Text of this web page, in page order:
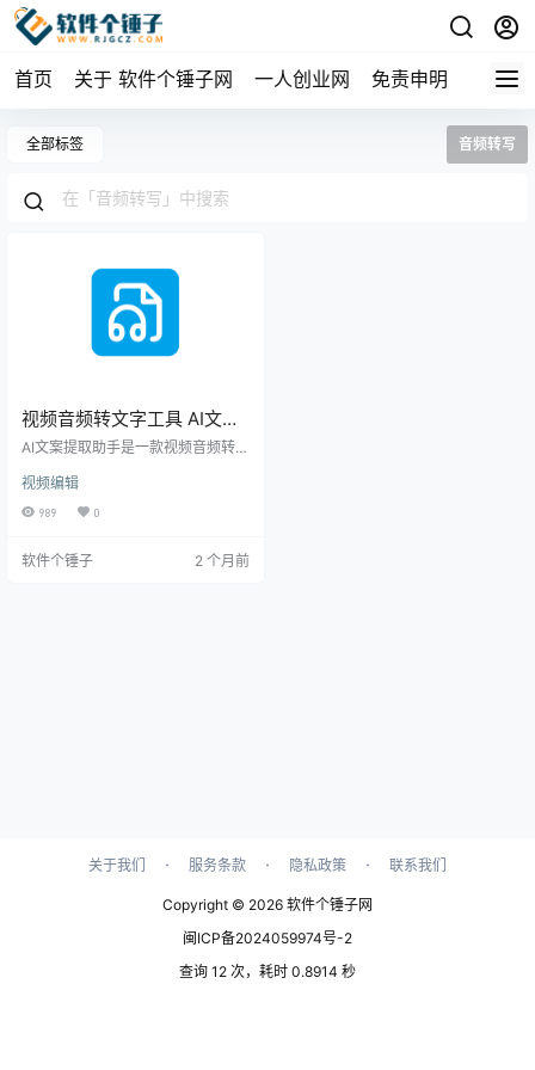
首页 关于 软件个锤子网 一人创业网 免责申明
全部标签 音频转写
视频音频转文字工具 AI文案
提取助手 1.0.0 | 软件个锤子
AI文案提取助手是一款视频音频转文
生成字幕、歌词和访谈文本，准确
率高，左侧历史记录自动备份，方
候，你是不是也遇到过这些？ 参加
视频编辑
989 0
软件个锤子 2 个月前
关于我们 · 服务条款 · 隐私政策 · 联系我们
Copyright © 2026 软件个锤子网
闽ICP备2024059974号-2
查询 12 次，耗时 0.8914 秒